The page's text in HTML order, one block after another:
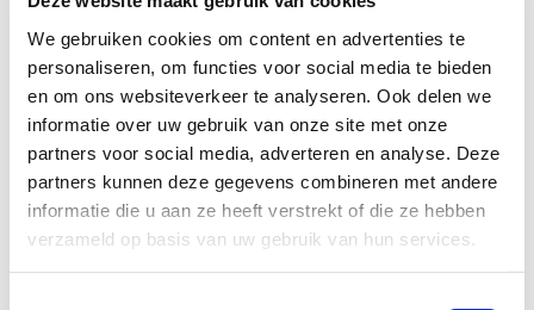
We gebruiken cookies om content en advertenties te
personaliseren, om functies voor social media te bieden
en om ons websiteverkeer te analyseren. Ook delen we
informatie over uw gebruik van onze site met onze
partners voor social media, adverteren en analyse. Deze
partners kunnen deze gegevens combineren met andere
informatie die u aan ze heeft verstrekt of die ze hebben
verzameld op basis van uw gebruik van hun services.
PR & Media
Beleving, daar draait het om. Wij creëren unieke ervaringen
met sterke content.
Lees verder